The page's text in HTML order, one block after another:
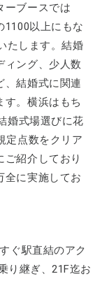
ーブースでは
1100以上にもな
たします。結婚
ィング、少人数
、結婚式に関連
す。横浜はもち
婚式場選びに花
定点数をクリア
ご紹介しており
全に実施してお
ぐ駅直結のアク
り継ぎ、21F迄お